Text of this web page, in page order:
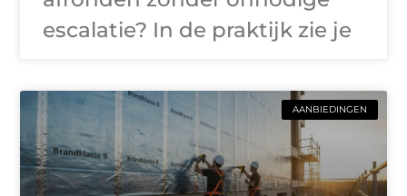
escalatie? In de praktijk zie je
AANBIEDINGEN